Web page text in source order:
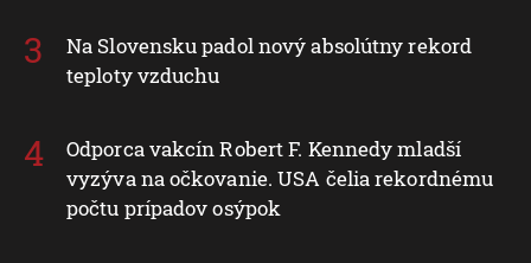
Na Slovensku padol nový absolútny rekord
teploty vzduchu
Odporca vakcín Robert F. Kennedy mladší
vyzýva na očkovanie. USA čelia rekordnému
počtu prípadov osýpok